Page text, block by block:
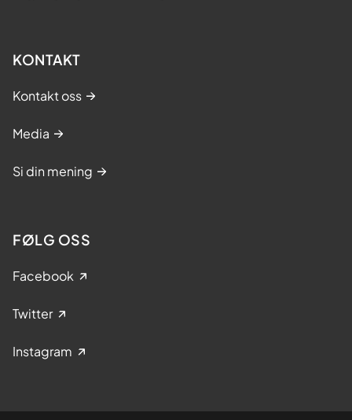
KONTAKT
Kontakt oss
Media
Si din mening
FØLG OSS
Facebook
Twitter
Instagram